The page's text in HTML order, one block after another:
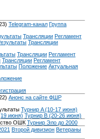
Telegram-канал Группа
Трансляции Регламент
Трансляции
Трансляции Регламент
Трансляции Регламент
Положение Актуальная
Анонс на сайте ФШР
Турнир A (10-17 июня)
июня) Турнир B (20-26 июня)
ОШК Турнир Эло до 2000
Второй дивизион Ветераны